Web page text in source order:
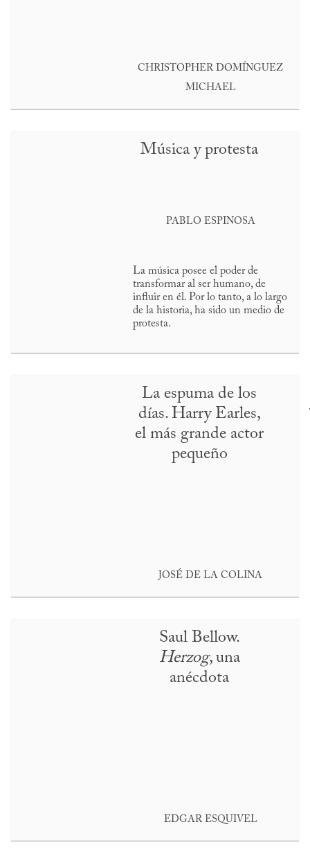
CHRISTOPHER DOMÍNGUEZ
MICHAEL
Música y protesta
PABLO ESPINOSA
La música posee el poder de
transformar al ser humano, de
influir en él. Por lo tanto, a lo largo
de la historia, ha sido un medio de
protesta.
La espuma de los
días. Harry Earles,
el más grande actor
pequeño
JOSÉ DE LA COLINA
Saul Bellow.
Herzog, una
anécdota
EDGAR ESQUIVEL